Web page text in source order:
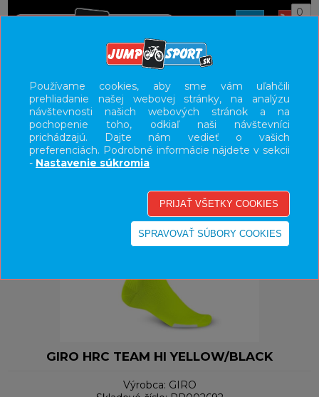
0
UŽÍVATEĽSKÝ PANEL
KATEGÓRIE
HLAVNÉ MENU
GIRO HRC TEAM HI YELLOW/BLACK
Výrobca: GIRO
Používame cookies, aby sme vám uľahčili
prehliadanie našej webovej stránky, na analýzu
návštevnosti našich webových stránok a na
pochopenie toho, odkiaľ naši návštevníci
prichádzajú. Dajte nám vedieť o vašich
preferenciách. Podrobné informácie nájdete v sekcii
- Nastavenie súkromia